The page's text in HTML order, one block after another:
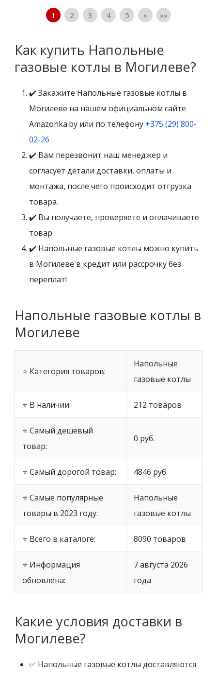
1 2 3 4 5 » »»
Как купить Напольные
газовые котлы в Могилеве?
✔️ Закажите Напольные газовые котлы в
Могилеве на нашем официальном сайте
Amazonka.by или по телефону +375 (29) 800-
02-26 .
✔️ Вам перезвонит наш менеджер и
согласует детали доставки, оплаты и
монтажа, после чего происходит отгрузка
товара.
✔️ Вы получаете, проверяете и оплачиваете
товар.
✔️ Напольные газовые котлы можно купить
в Могилеве в кредит или рассрочку без
переплат!
Напольные газовые котлы в
Могилеве
⭐ Категория товаров:
Напольные
газовые котлы
⭐ В наличии: 212 товаров
⭐ Самый дешевый
товар:
0 руб.
⭐ Самый дорогой товар: 4846 руб.
⭐ Самые популярные
товары в 2023 году:
Напольные
газовые котлы
⭐ Всего в каталоге: 8090 товаров
⭐ Информация
обновлена:
7 августа 2026
года
Какие условия доставки в
Могилеве?
✅ Напольные газовые котлы доставляются